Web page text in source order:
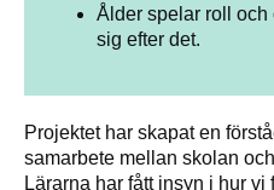
Ålder spelar roll och
sig efter det.
Projektet har skapat en
samarbete mellan skolan
Lärarna har fått insyn i hur